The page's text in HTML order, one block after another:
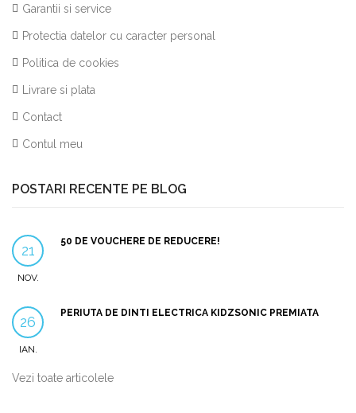
Garantii si service
Protectia datelor cu caracter personal
Politica de cookies
Livrare si plata
Contact
Contul meu
POSTARI RECENTE PE BLOG
21
NOV.
50 DE VOUCHERE DE REDUCERE!
26
IAN.
PERIUTA DE DINTI ELECTRICA KIDZSONIC PREMIATA
Vezi toate articolele